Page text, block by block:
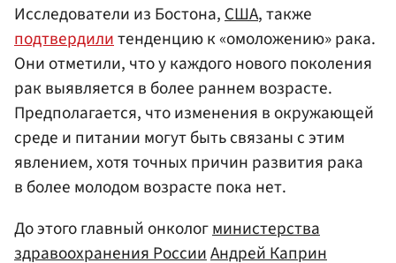
Исследователи из Бостона,США, также
подтвердилитенденцию к «омоложению» рака.
Они отметили, что у каждого нового поколения
рак выявляется в более раннем возрасте.
Предполагается, что изменения в окружающей
среде и питании могут быть связаны с этим
явлением, хотя точных причин развития рака
в более молодом возрасте пока нет.
До этого главный онкологминистерства
здравоохранения РоссииАндрей Каприн